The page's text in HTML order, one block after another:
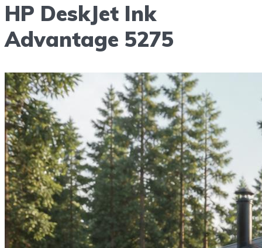
HP DeskJet Ink
Advantage 5275